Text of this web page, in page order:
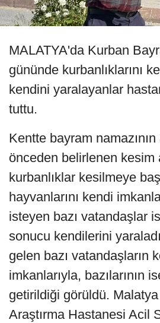
MALATYA'da Kurban
gününde kurbanlıklarını
kendini yaralayanlar
tuttu.
Kentte bayram namazının
önceden belirlenen kesim
kurbanlıklar kesilmeye
hayvanlarını kendi
isteyen bazı vatandaşlar
sonucu kendilerini
gelen bazı vatandaşların
imkanlarıyla, bazılarının
getirildiği görüldü.
Araştırma Hastanesi Acil